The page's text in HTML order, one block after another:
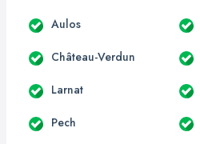
Aulos
Château-Verdun
Larnat
Pech